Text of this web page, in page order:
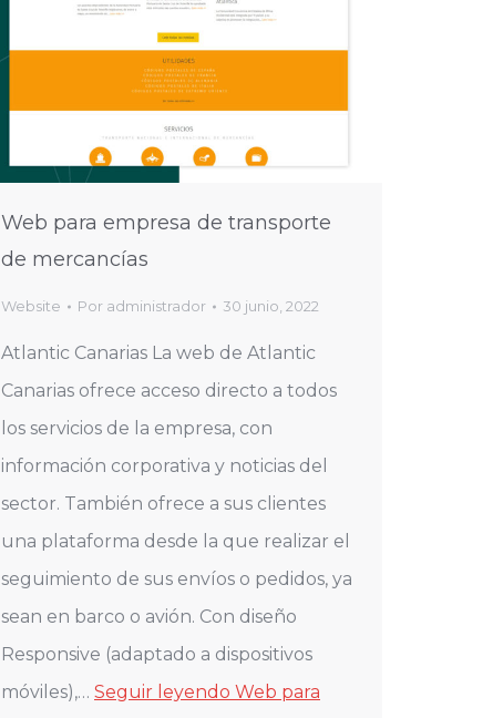
Web para empresa de transporte
de mercancías
Website Por administrador 30 junio, 2022
Atlantic Canarias La web de Atlantic
Canarias ofrece acceso directo a todos
los servicios de la empresa, con
información corporativa y noticias del
sector. También ofrece a sus clientes
una plataforma desde la que realizar el
seguimiento de sus envíos o pedidos, ya
sean en barco o avión. Con diseño
Responsive (adaptado a dispositivos
móviles),… Seguir leyendo Web para